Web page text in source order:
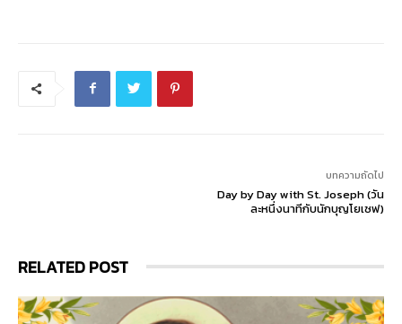
บทความถัดไป
Day by Day with St. Joseph (วัน
ละหนึ่งนาทีกับนักบุญโยเซฟ)
RELATED POST